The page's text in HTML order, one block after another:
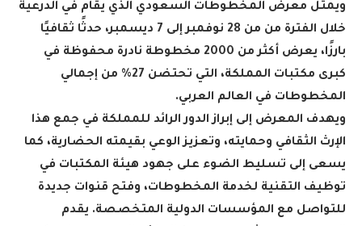
ويمثل معرض المخطوطات السعودي الذي يقام في الدرعية
خلال الفترة من من 28 نوفمبر إلى 7 ديسمبر، حدثًا ثقافيًا
بارزًا، يعرض أكثر من 2000 مخطوطة نادرة محفوظة في
كبرى مكتبات المملكة، التي تحتضن 27% من إجمالي
المخطوطات في العالم العربي.
ويهدف المعرض إلى إبراز الدور الرائد للمملكة في جمع هذا
الإرث الثقافي وحمايته، وتعزيز الوعي بقيمته الحضارية، كما
يسعى إلى تسليط الضوء على جهود هيئة المكتبات في
توظيف التقنية لخدمة المخطوطات، وفتح قنوات جديدة
للتواصل مع المؤسسات الدولية المتخصصة. يقدم